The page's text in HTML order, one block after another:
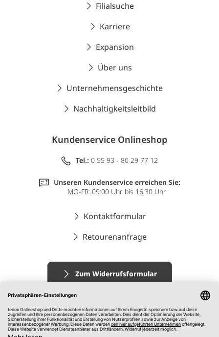
Filialsuche
Karriere
Expansion
Über uns
Unternehmensgeschichte
Nachhaltigkeitsleitbild
Kundenservice Onlineshop
Tel.: 0 55 93 - 80 29 77 12
Unseren Kundenservice erreichen Sie:
MO-FR: 09:00 Uhr bis 16:30 Uhr
Kontaktformular
Retourenanfrage
Zum Widerrufsformular
Impressum
AGB